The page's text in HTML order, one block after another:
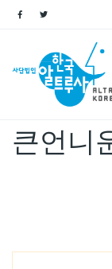
Name
큰언니